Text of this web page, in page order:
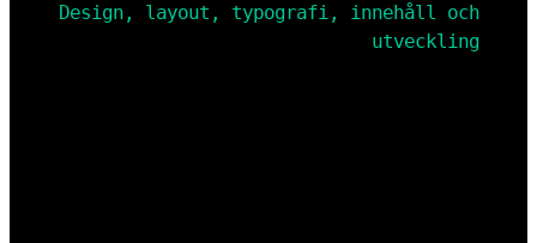
Design, layout, typografi, innehåll och
utveckling